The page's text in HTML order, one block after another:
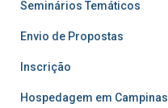
Seminários Temáticos
Envio de Propostas
Inscrição
Hospedagem em Campinas